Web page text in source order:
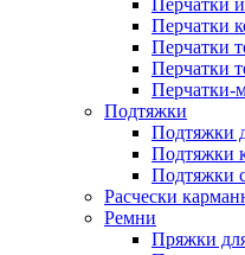
Перчатки
Перчатки
Перчатки
Перчатки
Перчатки-
Подтяжки
Подтяжки
Подтяжки
Подтяжки
Расчески
Ремни
Пряжки